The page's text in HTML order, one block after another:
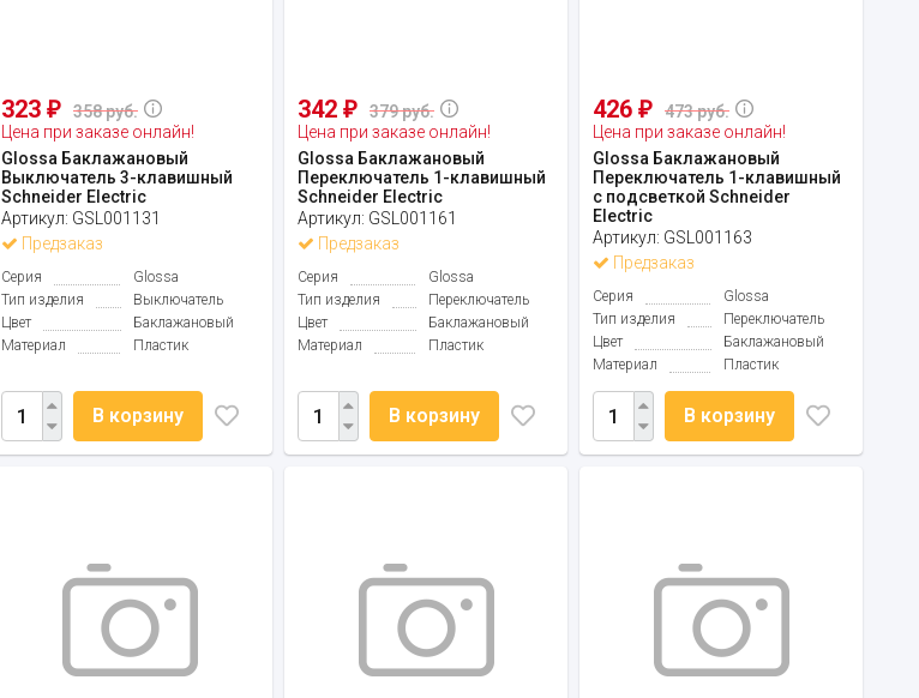
323₽
358 руб.
Цена при заказе онлайн!
Glossa Баклажановый
Выключатель 3-клавишный
Schneider Electric
Артикул: GSL001131
Предзаказ
Серия
Glossa
Тип изделия
Выключатель
Цвет
Баклажановый
Материал
Пластик
В корзину
342 ₽
379 руб.
Цена при заказе онлайн!
Glossa Баклажановый
Переключатель 1-клавишный
Schneider Electric
Артикул: GSL001161
Предзаказ
Серия
Glossa
Тип изделия
Переключатель
Цвет
Баклажановый
Материал
Пластик
В корзину
426 ₽
473 руб.
Цена при заказе онлайн!
Glossa Баклажановый
Переключатель 1-клавишный
с подсветкой Schneider
Electric
Артикул: GSL001163
Предзаказ
Серия
Glossa
Тип изделия
Переключатель
Цвет
Баклажановый
Материал
Пластик
В корзину